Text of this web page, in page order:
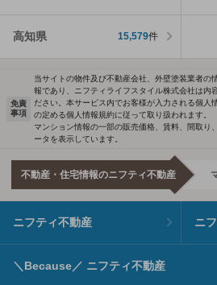
高知県 15,579件
免責
事項
当サイトの物件及び不動産会社、外壁塗装業者の
報であり、ニフティライフスタイル株式会社は内
ださい。本サービス内でお客様が入力される個人
の定める個人情報規約に従って取り扱われます。
マンション情報の一部の販売価格、賃料、間取り
ータを表示しています。
不動産・住宅情報のニフティ不動産
ニフティ不動産 ニ
＼Because／ ニフティ不動産